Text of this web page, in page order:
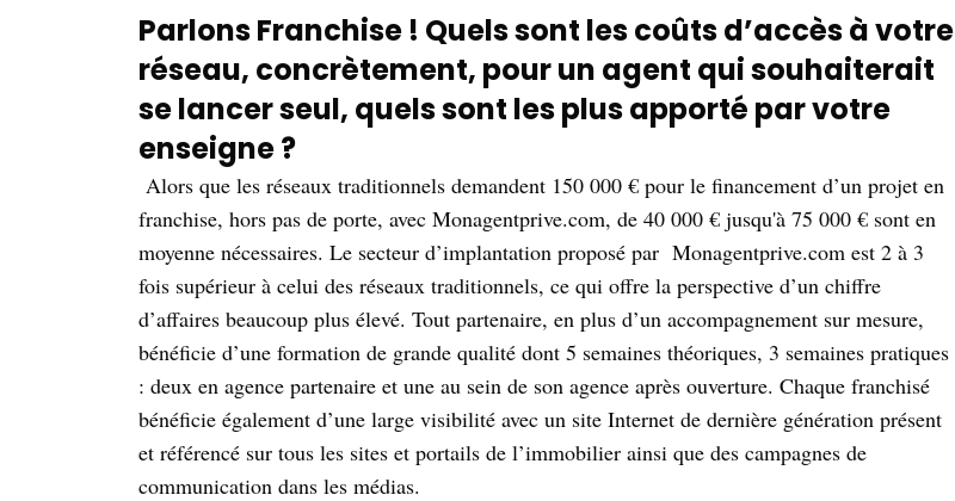
Parlons Franchise ! Quels sont les coûts d’accès à votre
réseau, concrètement, pour un agent qui souhaiterait
se lancer seul, quels sont les plus apporté par votre
enseigne ?
Alors que les réseaux traditionnels demandent 150 000 € pour le financement d’un projet en
franchise, hors pas de porte, avec Monagentprive.com, de 40 000 € jusqu'à 75 000 € sont en
moyenne nécessaires. Le secteur d’implantation proposé par Monagentprive.com est 2 à 3
fois supérieur à celui des réseaux traditionnels, ce qui offre la perspective d’un chiffre
d’affaires beaucoup plus élevé. Tout partenaire, en plus d’un accompagnement sur mesure,
bénéficie d’une formation de grande qualité dont 5 semaines théoriques, 3 semaines pratiques
: deux en agence partenaire et une au sein de son agence après ouverture. Chaque franchisé
bénéficie également d’une large visibilité avec un site Internet de dernière génération présent
et référencé sur tous les sites et portails de l’immobilier ainsi que des campagnes de
communication dans les médias.